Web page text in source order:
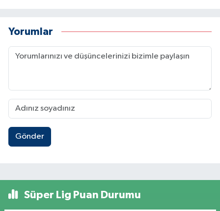
Yorumlar
Gönder
Süper Lig Puan Durumu